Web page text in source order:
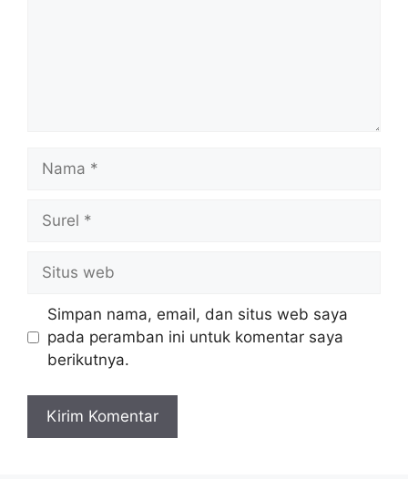
Nama
Surel
Situs
web
Simpan nama, email, dan situs web saya
pada peramban ini untuk komentar saya
berikutnya.